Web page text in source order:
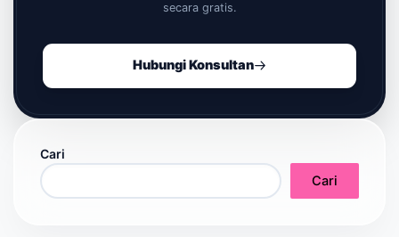
secara gratis.
Hubungi Konsultan
Cari
Cari